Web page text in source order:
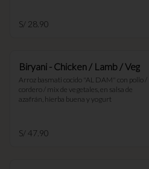
S/ 28.90
Biryani - Chicken / Lamb / Veg
Arroz basmati cocido "AL DAM" con pollo /
cordero / mix de vegetales, en salsa de
azafrán, hierba buena y yogurt
S/ 47.90